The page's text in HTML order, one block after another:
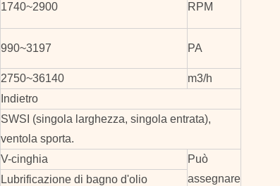
1740~2900 RPM
990~3197 PA
2750~36140 m3/h
Indietro
SWSI (singola larghezza, singola entrata),
ventola sporta.
V-cinghia
Può
assegnare
Lubrificazione di bagno d'olio